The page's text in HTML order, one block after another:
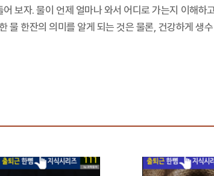
보자. 물이 언제 얼마나 와서 어디로 가는지 이해
한잔의 의미를 알게 되는 것은 물론, 건강하게 생